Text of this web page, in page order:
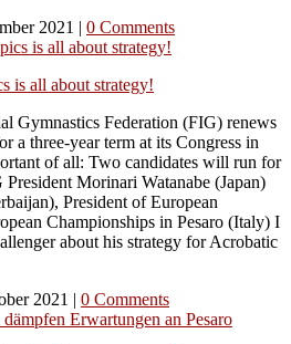
2021 | 0 Comments
is all about strategy!
Gymnastics Federation (FIG) renews
a three-year term at its Congress in
of all: Two candidates will run for
Morinari Watanabe (Japan)
President of European
Championships in Pesaro (Italy) I
about his strategy for Acrobatic
2021 | 0 Comments